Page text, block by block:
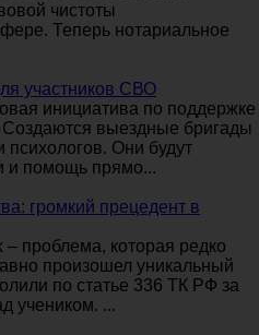
чистоты
Теперь нотариальное
участников СВО
инициатива по поддержке
выездные бригады
психологов. Они будут
и помощь прямо...
громкий прецедент в
проблема, которая редко
произошел уникальный
по статье 336 ТК РФ за
учеником. ...